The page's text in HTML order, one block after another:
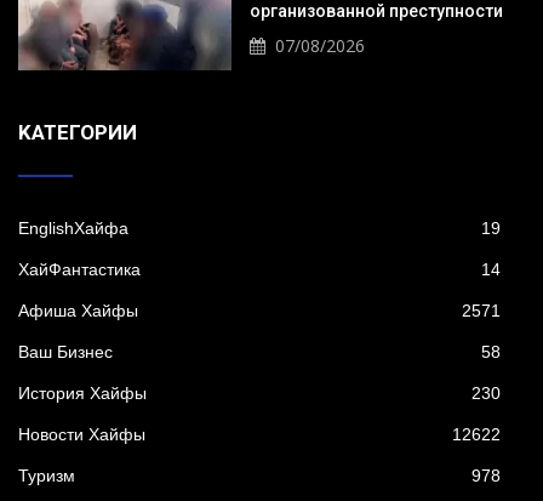
организованной преступности
07/08/2026
KАТЕГОРИИ
EnglishХайфа 19
XайФантастика 14
Афиша Хайфы 2571
Ваш Бизнес 58
История Хайфы 230
Новости Хайфы 12622
Туризм 978